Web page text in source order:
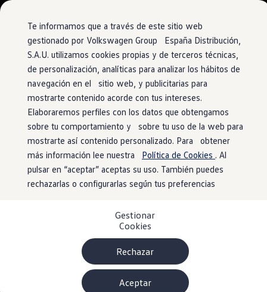
Te informamos que a través de este sitio web
gestionado por Volkswagen Group España Distribución,
S.A.U. utilizamos cookies propias y de terceros técnicas,
de personalización, analíticas para analizar los hábitos de
navegación en el sitio web, y publicitarias para
mostrarte contenido acorde con tus intereses.
Elaboraremos perfiles con los datos que obtengamos
sobre tu comportamiento y sobre tu uso de la web para
mostrarte así contenido personalizado. Para obtener
más información lee nuestra Política de Cookies . Al
pulsar en “aceptar” aceptas su uso. También puedes
rechazarlas o configurarlas según tus preferencias
Aceptar
Rechazar
Gestionar
Cookies
Ir
directamente
al contenido
Ir
directamente
al pie de
página
ComercialesConoce todos los modelos
Configura todos los modelos
Ver todos los modelos
Ver todos los modelos
Soluciones estandarizadas
Campers
Ofertas y stock
Ofertas para profesionales
Volkswagen nuevo en stock
Volkswagen de ocasión en stock
Ofertas para particulares
Volkswagen nuevo en stock
Volkswagen de ocasión
Eléctricos e híbridos
Simulador de autonomía
Simulador de carga
Ventajas para profesionales
Ventajas para particulares
Profesionales
My Leasing
Financiación Estándar
Financiación para Volkswagen de ocasión